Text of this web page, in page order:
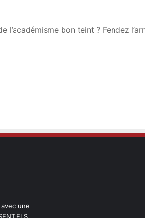
bon teint ? Fendez
une